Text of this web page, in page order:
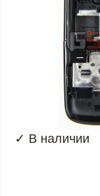
✓ В наличии